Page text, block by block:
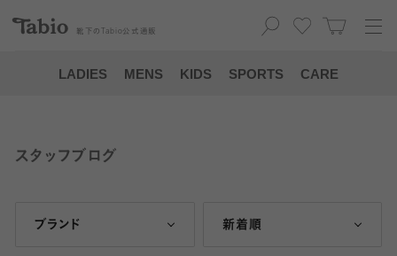
靴下の Tabio 公式通販
LADIES MENS KIDS SPORTS CARE
スタッフブログ
ブランド 新着順